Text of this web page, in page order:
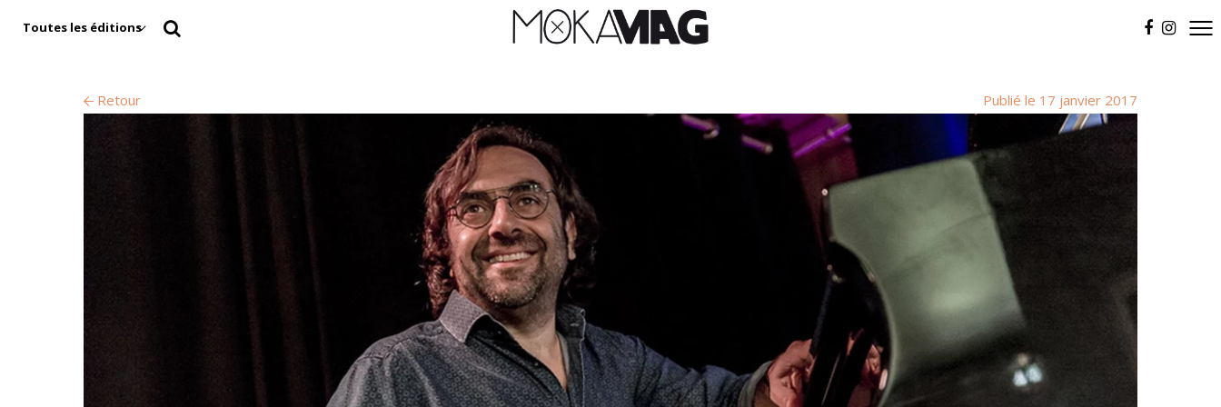
Toutes les éditions
Retour Publié le 17 janvier 2017